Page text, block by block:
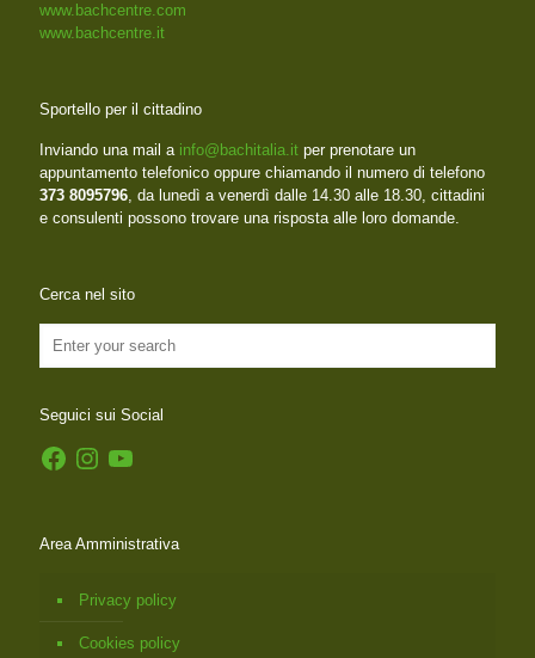
www.bachcentre.com
www.bachcentre.it
Sportello per il cittadino
Inviando una mail a info@bachitalia.it per prenotare un
appuntamento telefonico oppure chiamando il numero di telefono
373 8095796, da lunedì a venerdì dalle 14.30 alle 18.30, cittadini
e consulenti possono trovare una risposta alle loro domande.
Cerca nel sito
Seguici sui Social
FacebookInstagramYouTube
Area Amministrativa
Privacy policy
Cookies policy